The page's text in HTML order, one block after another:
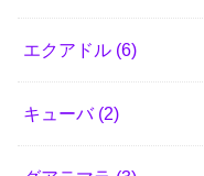
エクアドル (6)
キューバ (2)